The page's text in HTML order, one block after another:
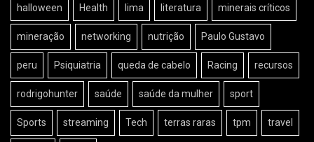
halloween Health lima literatura minerais críticos
mineração networking nutrição Paulo Gustavo
peru Psiquiatria queda de cabelo Racing recursos
rodrigohunter saúde saúde da mulher sport
Sports streaming Tech terras raras tpm travel